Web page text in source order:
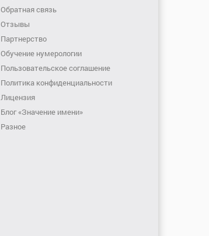
Обратная связь
Отзывы
Партнерство
Обучение нумерологии
Пользовательское соглашение
Политика конфиденциальности
Лицензия
Блог «Значение имени»
Разное